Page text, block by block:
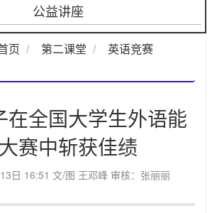
公益讲座
页 第二课堂
英语竞赛
在全国大学生外语能
赛中斩获佳绩
日 16:51 文/图 王邓峰 审核：张丽丽